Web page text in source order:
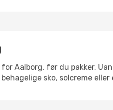
Aalborg, før du pakker.
behagelige sko, solcreme